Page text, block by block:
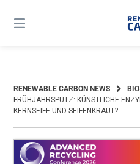
content
RENEWABLE CARBON NEWS
FRÜHJAHRSPUTZ: KÜNSTLICHE
KERNSEIFE UND SEIFENKRAUT?